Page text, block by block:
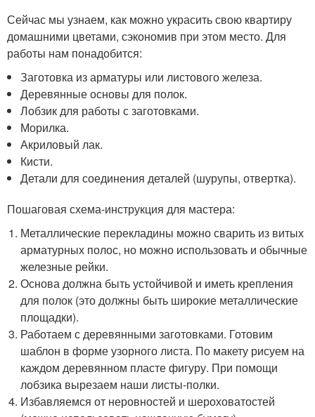
Сейчас мы узнаем, как можно украсить свою квартиру
домашними цветами, сэкономив при этом место. Для
работы нам понадобится:
Заготовка из арматуры или листового железа.
Деревянные основы для полок.
Лобзик для работы с заготовками.
Морилка.
Акриловый лак.
Кисти.
Детали для соединения деталей (шурупы, отвертка).
Пошаговая схема-инструкция для мастера:
Металлические перекладины можно сварить из витых
арматурных полос, но можно использовать и обычные
железные рейки.
Основа должна быть устойчивой и иметь крепления
для полок (это должны быть широкие металлические
площадки).
Работаем с деревянными заготовками. Готовим
шаблон в форме узорного листа. По макету рисуем на
каждом деревянном пласте фигуру. При помощи
лобзика вырезаем наши листы-полки.
Избавляемся от неровностей и шероховатостей